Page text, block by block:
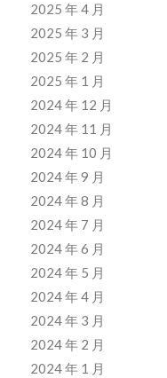
2025 年 4 月
2025 年 3 月
2025 年 2 月
2025 年 1 月
2024 年 12 月
2024 年 11 月
2024 年 10 月
2024 年 9 月
2024 年 8 月
2024 年 7 月
2024 年 6 月
2024 年 5 月
2024 年 4 月
2024 年 3 月
2024 年 2 月
2024 年 1 月